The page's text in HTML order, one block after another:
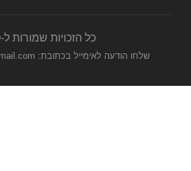
כל הזכויות שמורות ל-HTO
שלחו הודעה לאימייל בכתובת: htofashion2022@gmail.com